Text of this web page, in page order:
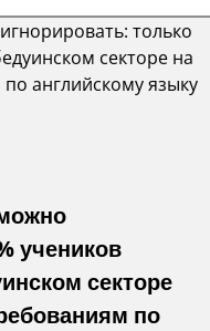
учеников
секторе
по